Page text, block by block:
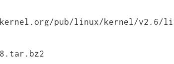
pub/linux/kernel/v2.6/